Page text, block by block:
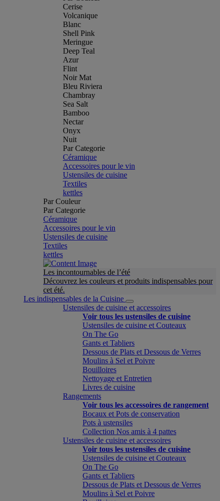
Cerise
Volcanique
Blanc
Shell Pink
Meringue
Deep Teal
Azur
Flint
Noir Mat
Bleu Riviera
Chambray
Sea Salt
Bamboo
Nectar
Onyx
Nuit
Par Categorie
Céramique
Accessoires pour le vin
Ustensiles de cuisine
Textiles
kettles
Par Couleur
Par Categorie
Céramique
Accessoires pour le vin
Ustensiles de cuisine
Textiles
kettles
Les incontournables de l’été
Découvrez les couleurs et produits indispensables pour
cet été.
Les indispensables de la Cuisine
Ustensiles de cuisine et accessoires
Voir tous les ustensiles de cuisine
Ustensiles de cuisine et Couteaux
On The Go
Gants et Tabliers
Dessous de Plats et Dessous de Verres
Moulins à Sel et Poivre
Bouilloires
Nettoyage et Entretien
Livres de cuisine
Rangements
Voir tous les accessoires de rangement
Bocaux et Pots de conservation
Pots à ustensiles
Collection Nos amis à 4 pattes
Ustensiles de cuisine et accessoires
Voir tous les ustensiles de cuisine
Ustensiles de cuisine et Couteaux
On The Go
Gants et Tabliers
Dessous de Plats et Dessous de Verres
Moulins à Sel et Poivre